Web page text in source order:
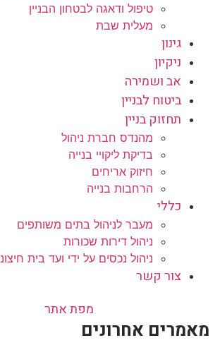
טיפול ודאגה לבטחון הבניין
מעלית שבת
גינון
ניקיון
אב ושמירה
ביטוח לבניין
תחזוק בניין
מהנדס חברת ניהול
בדיקת ליקויי בנייה
חיזוק אריחים
הרחבות בנייה
כללי
מעבר לניהול בתים משותפים
ניהול דירות שכורות
ניהול נכסים על ידי ועד בית חיצוני
צור קשר
מפת אתר
מאמרים אחרונים